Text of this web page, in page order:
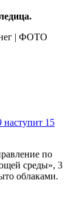
15
по
среды», 3
облаками.